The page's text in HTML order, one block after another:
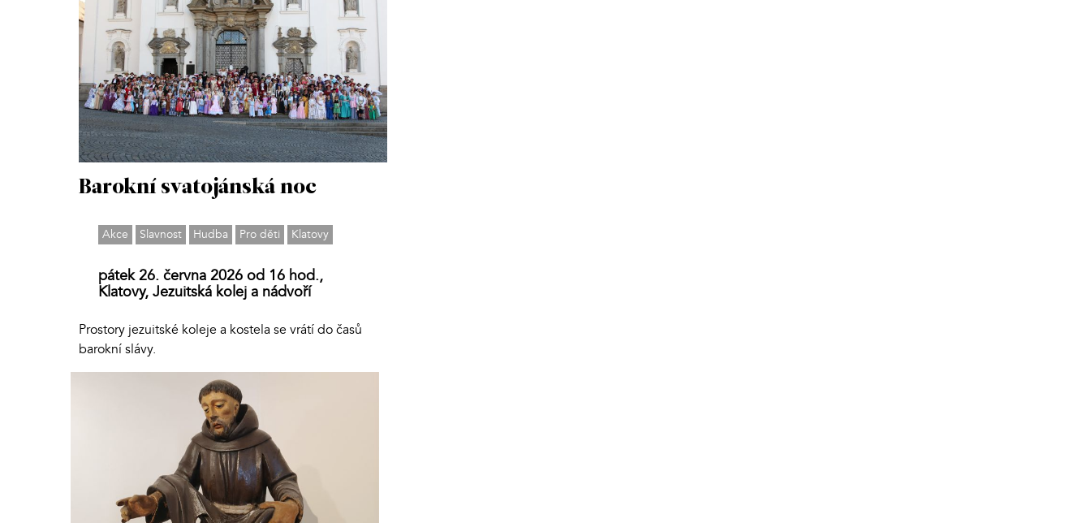
Barokní svatojánská noc
Akce Slavnost Hudba Pro děti Klatovy
pátek 26. června 2026 od 16 hod.,
Klatovy, Jezuitská kolej a nádvoří
Prostory jezuitské koleje a kostela se vrátí do časů
barokní slávy.